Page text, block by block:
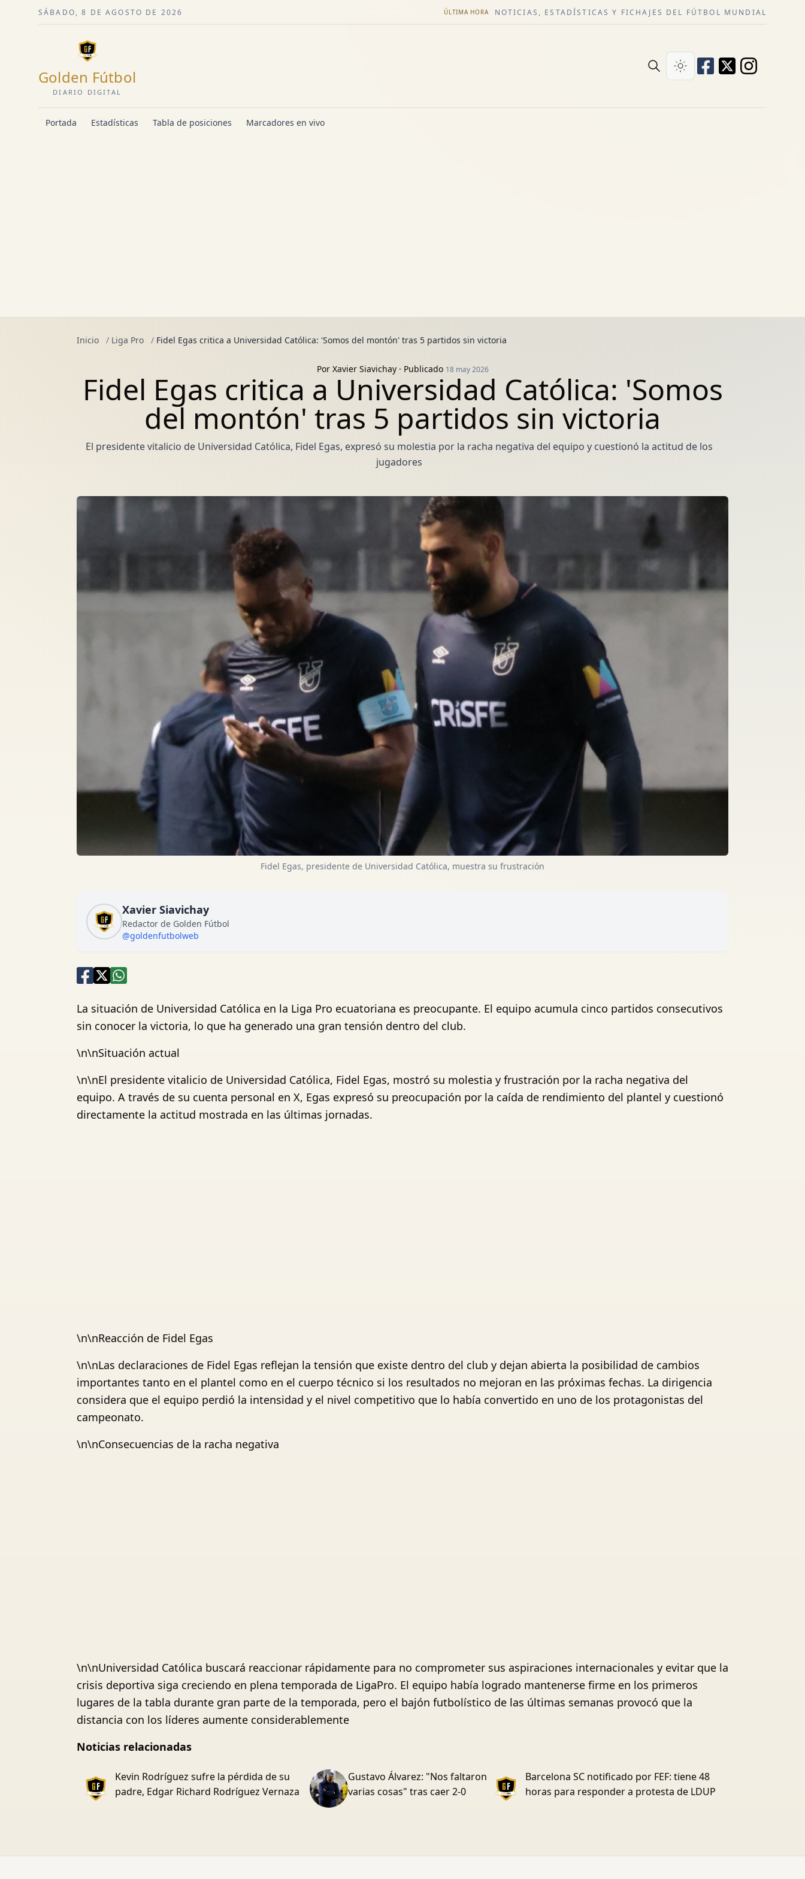
SÁBADO, 8 DE AGOSTO DE 2026 ÚLTIMA HORA NOTICIAS, ESTADÍSTICAS Y FICHAJES DEL FÚTBOL MUNDIAL
Golden Fútbol
DIARIO DIGITAL
Portada Estadísticas Tabla de posiciones Marcadores en vivo
Inicio / Liga Pro / Fidel Egas critica a Universidad Católica: 'Somos del montón' tras 5 partidos sin victoria
Por Xavier Siavichay· Publicado 18 may 2026
Fidel Egas critica a Universidad Católica: 'Somos
del montón' tras 5 partidos sin victoria
El presidente vitalicio de Universidad Católica, Fidel Egas, expresó su molestia por la racha negativa del equipo y cuestionó la actitud de los
jugadores
Fidel Egas, presidente de Universidad Católica, muestra su frustración
Xavier Siavichay
Redactor de Golden Fútbol
@goldenfutbolweb
La situación de Universidad Católica en la Liga Pro ecuatoriana es preocupante. El equipo acumula cinco partidos consecutivos
sin conocer la victoria, lo que ha generado una gran tensión dentro del club.
\n\nSituación actual
\n\nEl presidente vitalicio de Universidad Católica, Fidel Egas, mostró su molestia y frustración por la racha negativa del
equipo. A través de su cuenta personal en X, Egas expresó su preocupación por la caída de rendimiento del plantel y cuestionó
directamente la actitud mostrada en las últimas jornadas.
\n\nReacción de Fidel Egas
\n\nLas declaraciones de Fidel Egas reflejan la tensión que existe dentro del club y dejan abierta la posibilidad de cambios
importantes tanto en el plantel como en el cuerpo técnico si los resultados no mejoran en las próximas fechas. La dirigencia
considera que el equipo perdió la intensidad y el nivel competitivo que lo había convertido en uno de los protagonistas del
campeonato.
\n\nConsecuencias de la racha negativa
\n\nUniversidad Católica buscará reaccionar rápidamente para no comprometer sus aspiraciones internacionales y evitar que la
crisis deportiva siga creciendo en plena temporada de LigaPro. El equipo había logrado mantenerse firme en los primeros
lugares de la tabla durante gran parte de la temporada, pero el bajón futbolístico de las últimas semanas provocó que la
distancia con los líderes aumente considerablemente
Noticias relacionadas
Kevin Rodríguez sufre la pérdida de su
padre, Edgar Richard Rodríguez Vernaza
Gustavo Álvarez: "Nos faltaron
varias cosas" tras caer 2-0
Barcelona SC notificado por FEF: tiene 48
horas para responder a protesta de LDUP